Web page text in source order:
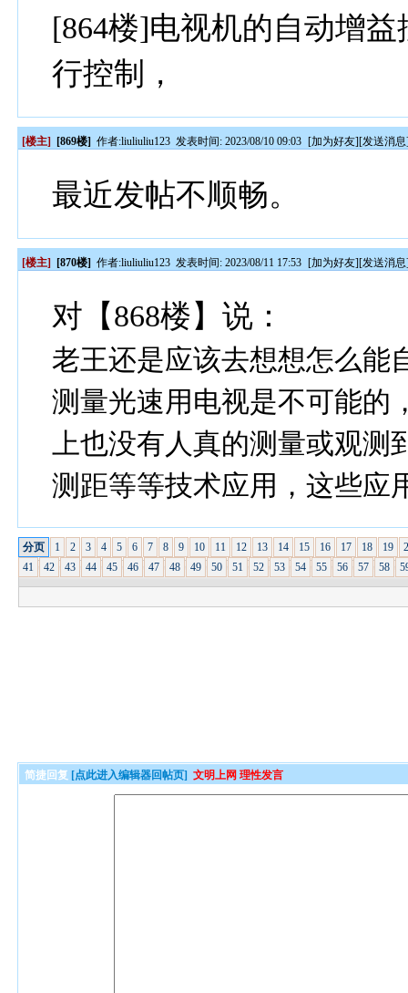
[864楼]电视机的自动增
行控制，
[楼主] [869楼] 作者:liuliuliu123 发表时间: 2023/08/10 09:03 [加为好友][发送消息
最近发帖不顺畅。
[楼主] [870楼] 作者:liuliuliu123 发表时间: 2023/08/11 17:53 [加为好友][发送消息
对【868楼】说：
老王还是应该去想想怎么能
测量光速用电视是不可能的
上也没有人真的测量或观测
测距等等技术应用，这些应
分页 1 2 3 4 5 6 7 8 9 10 11 12 13 14 15 16 17 18 19
41
42 43 44 45 46 47 48 49 50 51 52 53 54 55 56 57 58
简捷回复 [点此进入编辑器回帖页] 文明上网 理性发言